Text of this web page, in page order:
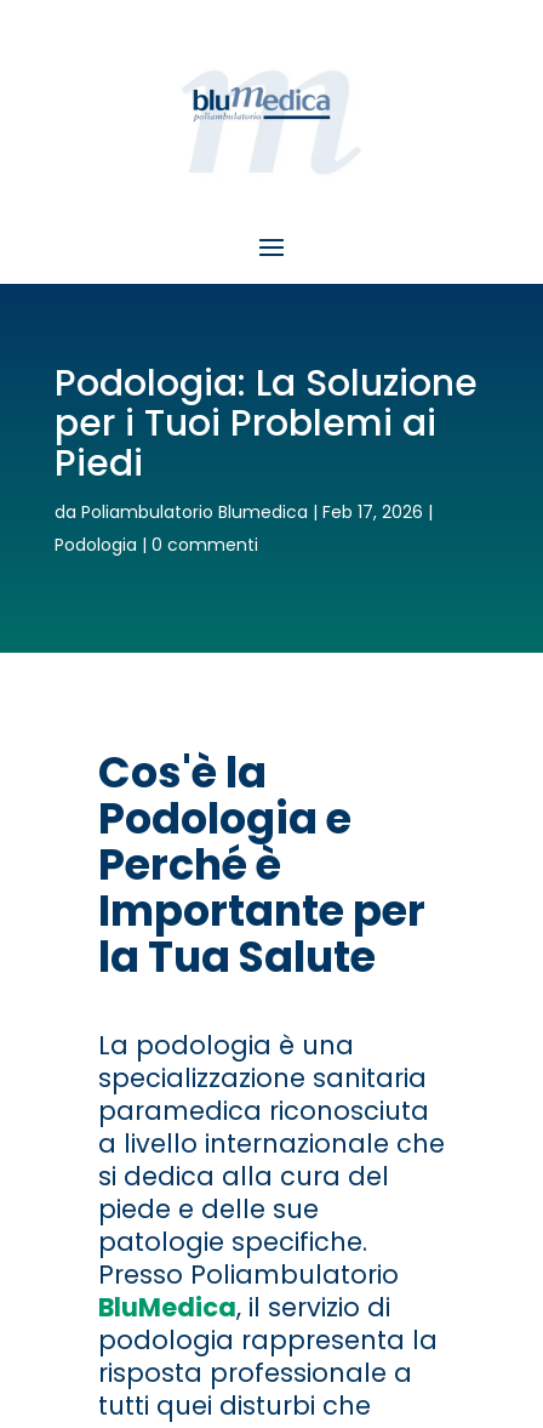
Podologia: La Soluzione
per i Tuoi Problemi ai
Piedi
da Poliambulatorio Blumedica | Feb 17, 2026 |
Podologia | 0 commenti
Cos'è la
Podologia e
Perché è
Importante per
la Tua Salute
La podologia è una
specializzazione sanitaria
paramedica riconosciuta
a livello internazionale che
si dedica alla cura del
piede e delle sue
patologie specifiche.
Presso Poliambulatorio
BluMedica, il servizio di
podologia rappresenta la
risposta professionale a
tutti quei disturbi che